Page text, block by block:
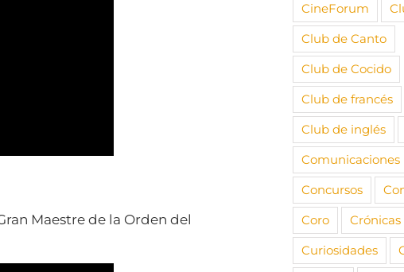
Maestre de la Orden del
CineForum
Club de Canto
Club de Cocido
Club de francés
Club de inglés
Comunicaciones
Concursos
Coro
Crónicas
Curiosidades